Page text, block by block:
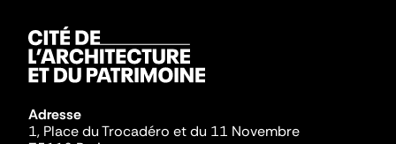
Adresse
1, Place du Trocadéro et du 11 Novembre